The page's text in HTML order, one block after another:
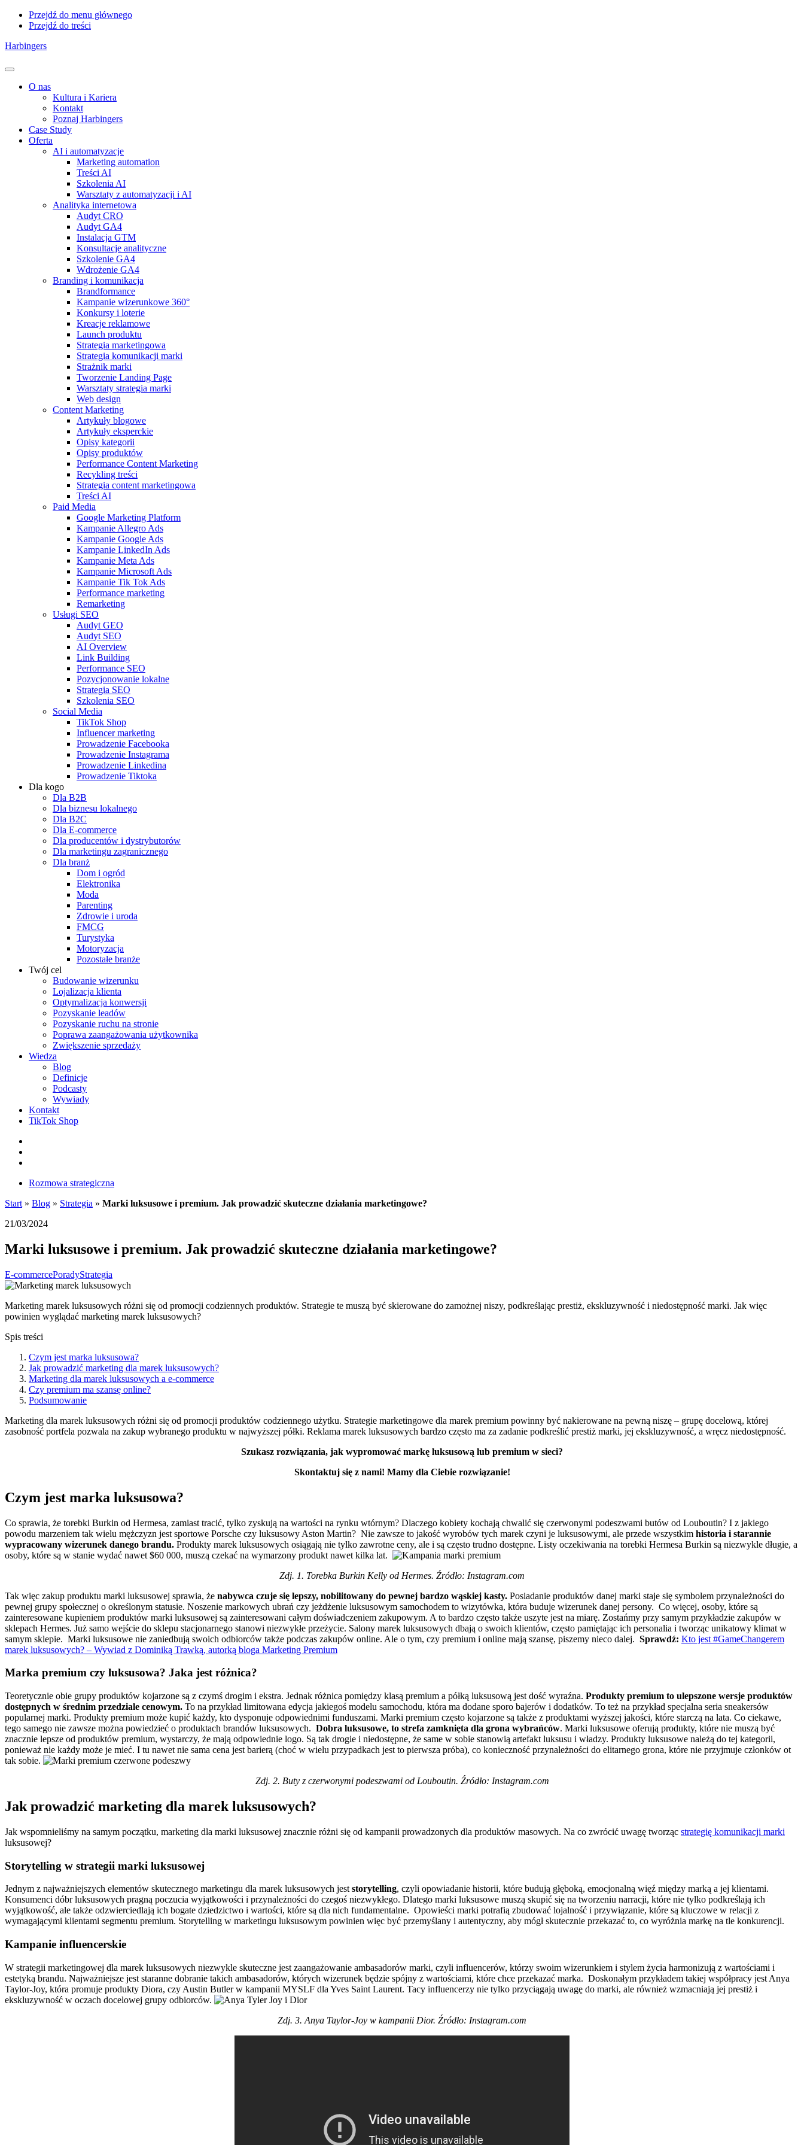
Przejdź do menu głównego
Przejdź do treści
Harbingers
Menu
O nas
Kultura i Kariera
Kontakt
Poznaj Harbingers
Case Study
Oferta
AI i automatyzacje
Marketing automation
Treści AI
Szkolenia AI
Warsztaty z automatyzacji i AI
Analityka internetowa
Audyt CRO
Audyt GA4
Instalacja GTM
Konsultacje analityczne
Szkolenie GA4
Wdrożenie GA4
Branding i komunikacja
Brandformance
Kampanie wizerunkowe 360°
Konkursy i loterie
Kreacje reklamowe
Launch produktu
Strategia marketingowa
Strategia komunikacji marki
Strażnik marki
Tworzenie Landing Page
Warsztaty strategia marki
Web design
Content Marketing
Artykuły blogowe
Artykuły eksperckie
Opisy kategorii
Opisy produktów
Performance Content Marketing
Recykling treści
Strategia content marketingowa
Treści AI
Paid Media
Google Marketing Platform
Kampanie Allegro Ads
Kampanie Google Ads
Kampanie LinkedIn Ads
Kampanie Meta Ads
Kampanie Microsoft Ads
Kampanie Tik Tok Ads
Performance marketing
Remarketing
Usługi SEO
Audyt GEO
Audyt SEO
AI Overview
Link Building
Performance SEO
Pozycjonowanie lokalne
Strategia SEO
Szkolenia SEO
Social Media
TikTok Shop
Influencer marketing
Prowadzenie Facebooka
Prowadzenie Instagrama
Prowadzenie Linkedina
Prowadzenie Tiktoka
Dla kogo
Dla B2B
Dla biznesu lokalnego
Dla B2C
Dla E-commerce
Dla producentów i dystrybutorów
Dla marketingu zagranicznego
Dla branż
Dom i ogród
Elektronika
Moda
Parenting
Zdrowie i uroda
FMCG
Turystyka
Motoryzacja
Pozostałe branże
Twój cel
Budowanie wizerunku
Lojalizacja klienta
Optymalizacja konwersji
Pozyskanie leadów
Pozyskanie ruchu na stronie
Poprawa zaangażowania użytkownika
Zwiększenie sprzedaży
Wiedza
Blog
Definicje
Podcasty
Wywiady
Kontakt
TikTok Shop
Rozmowa strategiczna
Start » Blog » Strategia » Marki luksusowe i premium. Jak prowadzić skuteczne działania marketingowe?
21/03/2024
Marki luksusowe i premium. Jak prowadzić skuteczne działania marketingowe?
E-commercePoradyStrategia
Marketing marek luksusowych różni się od promocji codziennych produktów. Strategie te muszą być skierowane do zamożnej niszy, podkreślając prestiż, ekskluzywność i niedostępność marki. Jak więc
powinien wyglądać marketing marek luksusowych?
Spis treści
Czym jest marka luksusowa?
Jak prowadzić marketing dla marek luksusowych?
Marketing dla marek luksusowych a e-commerce
Czy premium ma szansę online?
Podsumowanie
Marketing dla marek luksusowych różni się od promocji produktów codziennego użytku. Strategie marketingowe dla marek premium powinny być nakierowane na pewną niszę – grupę docelową, której
zasobność portfela pozwala na zakup wybranego produktu w najwyższej półki. Reklama marek luksusowych bardzo często ma za zadanie podkreślić prestiż marki, jej ekskluzywność, a wręcz niedostępność.
Szukasz rozwiązania, jak wypromować markę luksusową lub premium w sieci?
Skontaktuj się z nami! Mamy dla Ciebie rozwiązanie!
Czym jest marka luksusowa?
Co sprawia, że torebki Burkin od Hermesa, zamiast tracić, tylko zyskują na wartości na rynku wtórnym? Dlaczego kobiety kochają chwalić się czerwonymi podeszwami butów od Louboutin? I z jakiego
powodu marzeniem tak wielu mężczyzn jest sportowe Porsche czy luksusowy Aston Martin? Nie zawsze to jakość wyrobów tych marek czyni je luksusowymi, ale przede wszystkim historia i starannie
wypracowany wizerunek danego brandu. Produkty marek luksusowych osiągają nie tylko zawrotne ceny, ale i są często trudno dostępne. Listy oczekiwania na torebki Hermesa Burkin są niezwykle długie, a
osoby, które są w stanie wydać nawet $60 000, muszą czekać na wymarzony produkt nawet kilka lat.
Zdj. 1. Torebka Burkin Kelly od Hermes. Źródło: Instagram.com
Tak więc zakup produktu marki luksusowej sprawia, że nabywca czuje się lepszy, nobilitowany do pewnej bardzo wąskiej kasty. Posiadanie produktów danej marki staje się symbolem przynależności do
pewnej grupy społecznej o określonym statusie. Noszenie markowych ubrań czy jeżdżenie luksusowym samochodem to wizytówka, która buduje wizerunek danej persony. Co więcej, osoby, które są
zainteresowane kupieniem produktów marki luksusowej są zainteresowani całym doświadczeniem zakupowym. A to bardzo często także uszyte jest na miarę. Zostańmy przy samym przykładzie zakupów w
sklepach Hermes. Już samo wejście do sklepu stacjonarnego stanowi niezwykłe przeżycie. Salony marek luksusowych dbają o swoich klientów, często pamiętając ich personalia i tworząc unikatowy klimat w
samym sklepie. Marki luksusowe nie zaniedbują swoich odbiorców także podczas zakupów online. Ale o tym, czy premium i online mają szansę, piszemy nieco dalej. Sprawdź: Kto jest #GameChangerem
marek luksusowych? – Wywiad z Dominiką Trawką, autorką bloga Marketing Premium
Marka premium czy luksusowa? Jaka jest różnica?
Teoretycznie obie grupy produktów kojarzone są z czymś drogim i ekstra. Jednak różnica pomiędzy klasą premium a półką luksusową jest dość wyraźna. Produkty premium to ulepszone wersje produktów
dostępnych w średnim przedziale cenowym. To na przykład limitowana edycja jakiegoś modelu samochodu, która ma dodane sporo bajerów i dodatków. To też na przykład specjalna seria sneakersów
popularnej marki. Produkty premium może kupić każdy, kto dysponuje odpowiednimi funduszami. Marki premium często kojarzone są także z produktami wyższej jakości, które starczą na lata. Co ciekawe,
tego samego nie zawsze można powiedzieć o produktach brandów luksusowych. Dobra luksusowe, to strefa zamknięta dla grona wybrańców. Marki luksusowe oferują produkty, które nie muszą być
znacznie lepsze od produktów premium, wystarczy, że mają odpowiednie logo. Są tak drogie i niedostępne, że same w sobie stanowią artefakt luksusu i władzy. Produkty luksusowe należą do tej kategorii,
ponieważ nie każdy może je mieć. I tu nawet nie sama cena jest barierą (choć w wielu przypadkach jest to pierwsza próba), co konieczność przynależności do elitarnego grona, które nie przyjmuje członków ot
tak sobie.
Zdj. 2. Buty z czerwonymi podeszwami od Louboutin. Źródło: Instagram.com
Jak prowadzić marketing dla marek luksusowych?
Jak wspomnieliśmy na samym początku, marketing dla marki luksusowej znacznie różni się od kampanii prowadzonych dla produktów masowych. Na co zwrócić uwagę tworząc strategię komunikacji marki
luksusowej?
Storytelling w strategii marki luksusowej
Jednym z najważniejszych elementów skutecznego marketingu dla marek luksusowych jest storytelling, czyli opowiadanie historii, które budują głęboką, emocjonalną więź między marką a jej klientami.
Konsumenci dóbr luksusowych pragną poczucia wyjątkowości i przynależności do czegoś niezwykłego. Dlatego marki luksusowe muszą skupić się na tworzeniu narracji, które nie tylko podkreślają ich
wyjątkowość, ale także odzwierciedlają ich bogate dziedzictwo i wartości, które są dla nich fundamentalne. Opowieści marki potrafią zbudować lojalność i przywiązanie, które są kluczowe w relacji z
wymagającymi klientami segmentu premium. Storytelling w marketingu luksusowym powinien więc być przemyślany i autentyczny, aby mógł skutecznie przekazać to, co wyróżnia markę na tle konkurencji.
Kampanie influencerskie
W strategii marketingowej dla marek luksusowych niezwykle skuteczne jest zaangażowanie ambasadorów marki, czyli influencerów, którzy swoim wizerunkiem i stylem życia harmonizują z wartościami i
estetyką brandu. Najważniejsze jest staranne dobranie takich ambasadorów, których wizerunek będzie spójny z wartościami, które chce przekazać marka. Doskonałym przykładem takiej współpracy jest Anya
Taylor-Joy, która promuje produkty Diora, czy Austin Butler w kampanii MYSLF dla Yves Saint Laurent. Tacy influencerzy nie tylko przyciągają uwagę do marki, ale również wzmacniają jej prestiż i
ekskluzywność w oczach docelowej grupy odbiorców.
Zdj. 3. Anya Taylor-Joy w kampanii Dior. Źródło: Instagram.com